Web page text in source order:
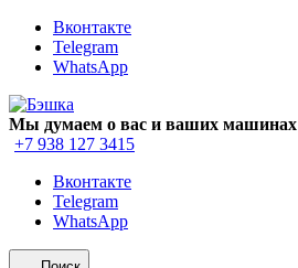
Вконтакте
Telegram
WhatsApp
Мы думаем о вас и ваших машинах
+7 938 127 3415
Вконтакте
Telegram
WhatsApp